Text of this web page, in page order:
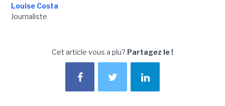
Louise Costa
Journaliste
Cet article vous a plu? Partagez le !